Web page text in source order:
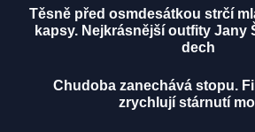
Těsně před osmdesátkou strčí
kapsy. Nejkrásnější outfity Jany
dech
Chudoba zanechává stopu.
zrychlují stárnutí